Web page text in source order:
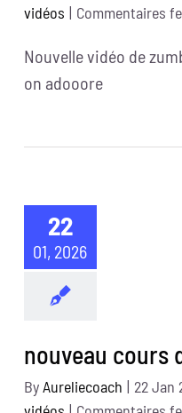
vidéos | Commentaires
Nouvelle vidéo de
on adooore
22
01, 2026
nouveau cours
ByAureliecoach | 22 Jan